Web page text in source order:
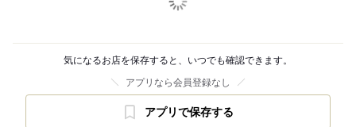
気になるお店を保存すると、いつでも確認できます。
アプリなら会員登録なし
アプリで保存する